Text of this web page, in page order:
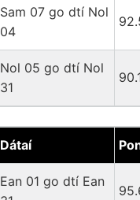
Sam 07 go dtí Nol
04
Nol 05 go dtí Nol
31
Dátaí
Ean 01 go dtí Ean